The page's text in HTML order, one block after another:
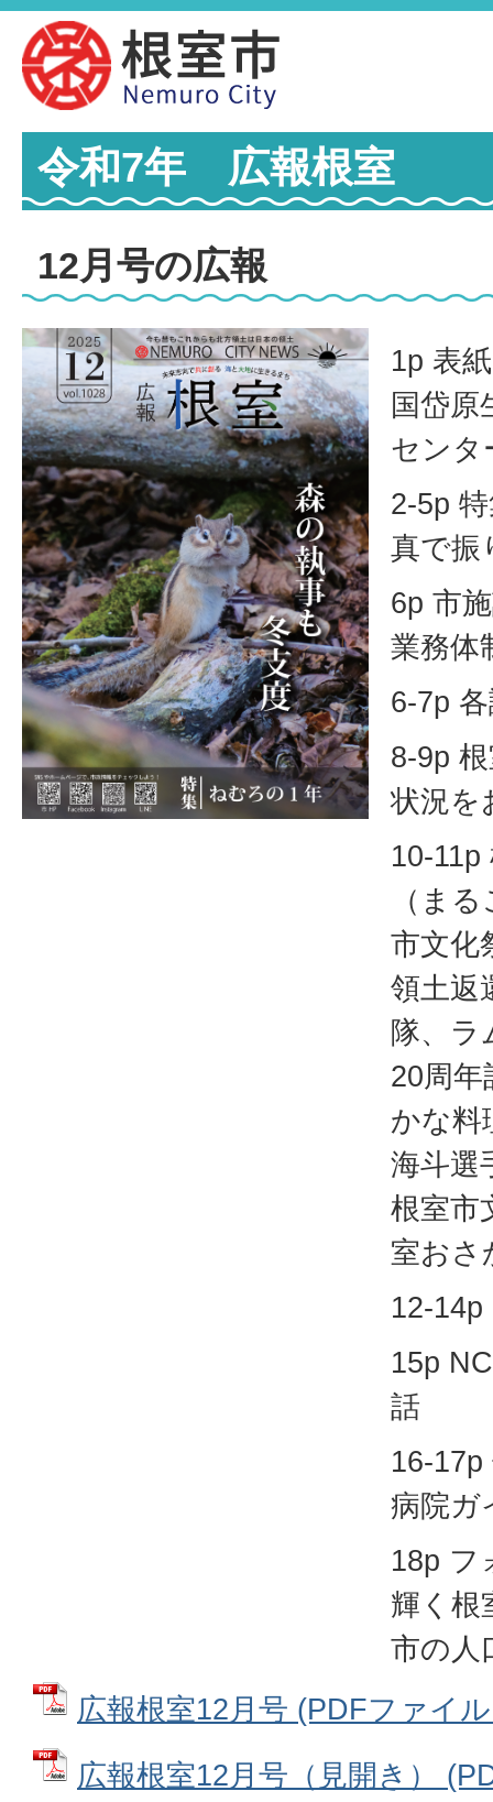
令和7年 広報根室
12月号の広報
1p 表
国岱原
センタ
2-5p
真で振
6p 市
業務体
6-7p
8-9p
状況を
10-
（ま
市文化
領土返
隊、ラ
20周年
かな料
海斗選
根室市
室おさ
12-
15p
話
16-
病院ガ
18p フ
輝く根
市の人
広報根室12月号 (PDFファイ
広報根室12月号（見開き）